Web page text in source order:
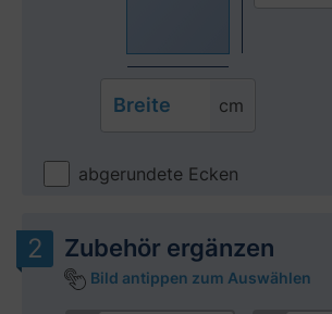
Breite cm
abgerundete Ecken
Zubehör ergänzen
Bild antippen zum Auswählen